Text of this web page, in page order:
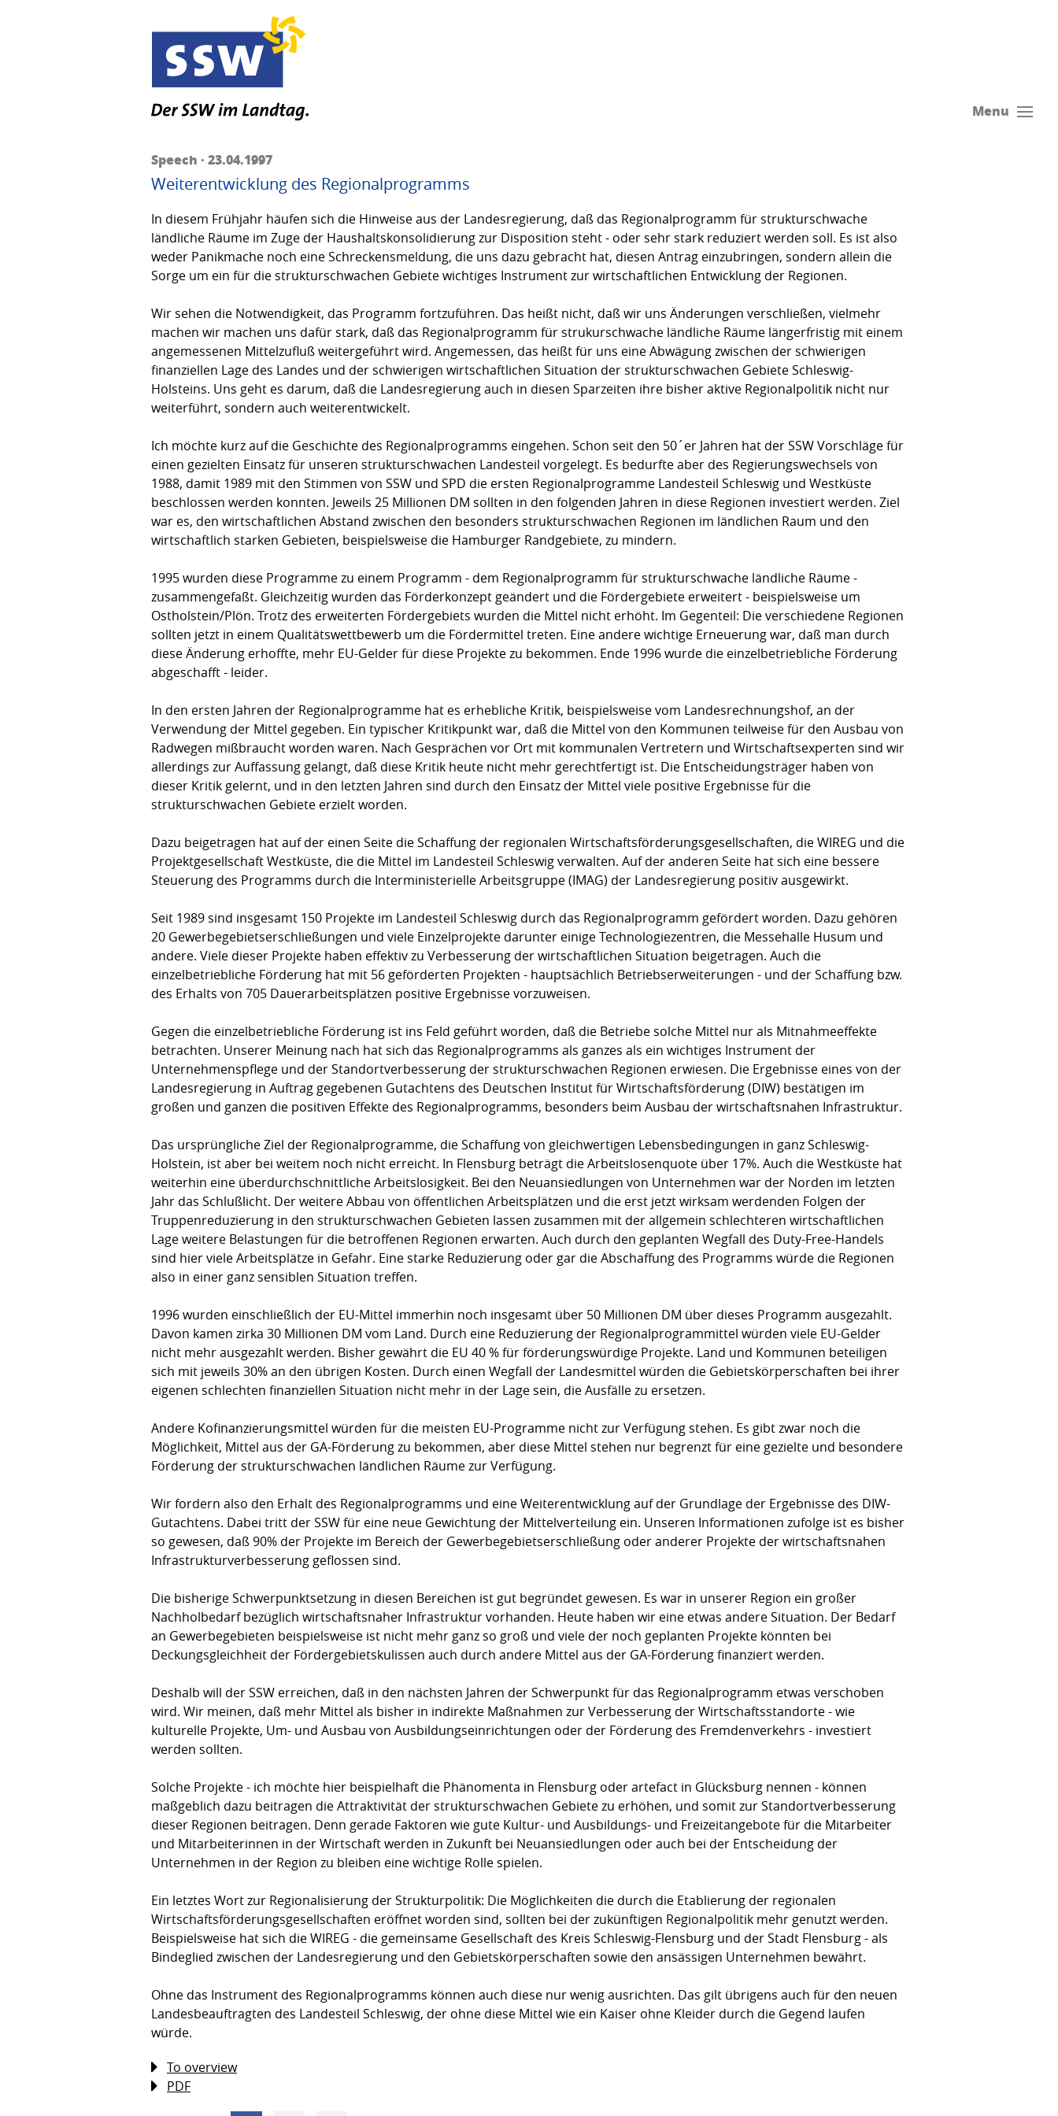
Menu
Speech · 23.04.1997
Weiterentwicklung des Regionalprogramms
In diesem Frühjahr häufen sich die Hinweise aus der Landesregierung, daß das Regionalprogramm für strukturschwache
ländliche Räume im Zuge der Haushaltskonsolidierung zur Disposition steht - oder sehr stark reduziert werden soll. Es ist also
weder Panikmache noch eine Schreckensmeldung, die uns dazu gebracht hat, diesen Antrag einzubringen, sondern allein die
Sorge um ein für die strukturschwachen Gebiete wichtiges Instrument zur wirtschaftlichen Entwicklung der Regionen.
Wir sehen die Notwendigkeit, das Programm fortzuführen. Das heißt nicht, daß wir uns Änderungen verschließen, vielmehr
machen wir machen uns dafür stark, daß das Regionalprogramm für strukurschwache ländliche Räume längerfristig mit einem
angemessenen Mittelzufluß weitergeführt wird. Angemessen, das heißt für uns eine Abwägung zwischen der schwierigen
finanziellen Lage des Landes und der schwierigen wirtschaftlichen Situation der strukturschwachen Gebiete Schleswig-
Holsteins. Uns geht es darum, daß die Landesregierung auch in diesen Sparzeiten ihre bisher aktive Regionalpolitik nicht nur
weiterführt, sondern auch weiterentwickelt.
Ich möchte kurz auf die Geschichte des Regionalprogramms eingehen. Schon seit den 50´er Jahren hat der SSW Vorschläge für
einen gezielten Einsatz für unseren strukturschwachen Landesteil vorgelegt. Es bedurfte aber des Regierungswechsels von
1988, damit 1989 mit den Stimmen von SSW und SPD die ersten Regionalprogramme Landesteil Schleswig und Westküste
beschlossen werden konnten. Jeweils 25 Millionen DM sollten in den folgenden Jahren in diese Regionen investiert werden. Ziel
war es, den wirtschaftlichen Abstand zwischen den besonders strukturschwachen Regionen im ländlichen Raum und den
wirtschaftlich starken Gebieten, beispielsweise die Hamburger Randgebiete, zu mindern.
1995 wurden diese Programme zu einem Programm - dem Regionalprogramm für strukturschwache ländliche Räume -
zusammengefaßt. Gleichzeitig wurden das Förderkonzept geändert und die Fördergebiete erweitert - beispielsweise um
Ostholstein/Plön. Trotz des erweiterten Fördergebiets wurden die Mittel nicht erhöht. Im Gegenteil: Die verschiedene Regionen
sollten jetzt in einem Qualitätswettbewerb um die Fördermittel treten. Eine andere wichtige Erneuerung war, daß man durch
diese Änderung erhoffte, mehr EU-Gelder für diese Projekte zu bekommen. Ende 1996 wurde die einzelbetriebliche Förderung
abgeschafft - leider.
In den ersten Jahren der Regionalprogramme hat es erhebliche Kritik, beispielsweise vom Landesrechnungshof, an der
Verwendung der Mittel gegeben. Ein typischer Kritikpunkt war, daß die Mittel von den Kommunen teilweise für den Ausbau von
Radwegen mißbraucht worden waren. Nach Gesprächen vor Ort mit kommunalen Vertretern und Wirtschaftsexperten sind wir
allerdings zur Auffassung gelangt, daß diese Kritik heute nicht mehr gerechtfertigt ist. Die Entscheidungsträger haben von
dieser Kritik gelernt, und in den letzten Jahren sind durch den Einsatz der Mittel viele positive Ergebnisse für die
strukturschwachen Gebiete erzielt worden.
Dazu beigetragen hat auf der einen Seite die Schaffung der regionalen Wirtschaftsförderungsgesellschaften, die WIREG und die
Projektgesellschaft Westküste, die die Mittel im Landesteil Schleswig verwalten. Auf der anderen Seite hat sich eine bessere
Steuerung des Programms durch die Interministerielle Arbeitsgruppe (IMAG) der Landesregierung positiv ausgewirkt.
Seit 1989 sind insgesamt 150 Projekte im Landesteil Schleswig durch das Regionalprogramm gefördert worden. Dazu gehören
20 Gewerbegebietserschließungen und viele Einzelprojekte darunter einige Technologiezentren, die Messehalle Husum und
andere. Viele dieser Projekte haben effektiv zu Verbesserung der wirtschaftlichen Situation beigetragen. Auch die
einzelbetriebliche Förderung hat mit 56 geförderten Projekten - hauptsächlich Betriebserweiterungen - und der Schaffung bzw.
des Erhalts von 705 Dauerarbeitsplätzen positive Ergebnisse vorzuweisen.
Gegen die einzelbetriebliche Förderung ist ins Feld geführt worden, daß die Betriebe solche Mittel nur als Mitnahmeeffekte
betrachten. Unserer Meinung nach hat sich das Regionalprogramms als ganzes als ein wichtiges Instrument der
Unternehmenspflege und der Standortverbesserung der strukturschwachen Regionen erwiesen. Die Ergebnisse eines von der
Landesregierung in Auftrag gegebenen Gutachtens des Deutschen Institut für Wirtschaftsförderung (DIW) bestätigen im
großen und ganzen die positiven Effekte des Regionalprogramms, besonders beim Ausbau der wirtschaftsnahen Infrastruktur.
Das ursprüngliche Ziel der Regionalprogramme, die Schaffung von gleichwertigen Lebensbedingungen in ganz Schleswig-
Holstein, ist aber bei weitem noch nicht erreicht. In Flensburg beträgt die Arbeitslosenquote über 17%. Auch die Westküste hat
weiterhin eine überdurchschnittliche Arbeitslosigkeit. Bei den Neuansiedlungen von Unternehmen war der Norden im letzten
Jahr das Schlußlicht. Der weitere Abbau von öffentlichen Arbeitsplätzen und die erst jetzt wirksam werdenden Folgen der
Truppenreduzierung in den strukturschwachen Gebieten lassen zusammen mit der allgemein schlechteren wirtschaftlichen
Lage weitere Belastungen für die betroffenen Regionen erwarten. Auch durch den geplanten Wegfall des Duty-Free-Handels
sind hier viele Arbeitsplätze in Gefahr. Eine starke Reduzierung oder gar die Abschaffung des Programms würde die Regionen
also in einer ganz sensiblen Situation treffen.
1996 wurden einschließlich der EU-Mittel immerhin noch insgesamt über 50 Millionen DM über dieses Programm ausgezahlt.
Davon kamen zirka 30 Millionen DM vom Land. Durch eine Reduzierung der Regionalprogrammittel würden viele EU-Gelder
nicht mehr ausgezahlt werden. Bisher gewährt die EU 40 % für förderungswürdige Projekte. Land und Kommunen beteiligen
sich mit jeweils 30% an den übrigen Kosten. Durch einen Wegfall der Landesmittel würden die Gebietskörperschaften bei ihrer
eigenen schlechten finanziellen Situation nicht mehr in der Lage sein, die Ausfälle zu ersetzen.
Andere Kofinanzierungsmittel würden für die meisten EU-Programme nicht zur Verfügung stehen. Es gibt zwar noch die
Möglichkeit, Mittel aus der GA-Förderung zu bekommen, aber diese Mittel stehen nur begrenzt für eine gezielte und besondere
Förderung der strukturschwachen ländlichen Räume zur Verfügung.
Wir fordern also den Erhalt des Regionalprogramms und eine Weiterentwicklung auf der Grundlage der Ergebnisse des DIW-
Gutachtens. Dabei tritt der SSW für eine neue Gewichtung der Mittelverteilung ein. Unseren Informationen zufolge ist es bisher
so gewesen, daß 90% der Projekte im Bereich der Gewerbegebietserschließung oder anderer Projekte der wirtschaftsnahen
Infrastrukturverbesserung geflossen sind.
Die bisherige Schwerpunktsetzung in diesen Bereichen ist gut begründet gewesen. Es war in unserer Region ein großer
Nachholbedarf bezüglich wirtschaftsnaher Infrastruktur vorhanden. Heute haben wir eine etwas andere Situation. Der Bedarf
an Gewerbegebieten beispielsweise ist nicht mehr ganz so groß und viele der noch geplanten Projekte könnten bei
Deckungsgleichheit der Fördergebietskulissen auch durch andere Mittel aus der GA-Förderung finanziert werden.
Deshalb will der SSW erreichen, daß in den nächsten Jahren der Schwerpunkt für das Regionalprogramm etwas verschoben
wird. Wir meinen, daß mehr Mittel als bisher in indirekte Maßnahmen zur Verbesserung der Wirtschaftsstandorte - wie
kulturelle Projekte, Um- und Ausbau von Ausbildungseinrichtungen oder der Förderung des Fremdenverkehrs - investiert
werden sollten.
Solche Projekte - ich möchte hier beispielhaft die Phänomenta in Flensburg oder artefact in Glücksburg nennen - können
maßgeblich dazu beitragen die Attraktivität der strukturschwachen Gebiete zu erhöhen, und somit zur Standortverbesserung
dieser Regionen beitragen. Denn gerade Faktoren wie gute Kultur- und Ausbildungs- und Freizeitangebote für die Mitarbeiter
und Mitarbeiterinnen in der Wirtschaft werden in Zukunft bei Neuansiedlungen oder auch bei der Entscheidung der
Unternehmen in der Region zu bleiben eine wichtige Rolle spielen.
Ein letztes Wort zur Regionalisierung der Strukturpolitik: Die Möglichkeiten die durch die Etablierung der regionalen
Wirtschaftsförderungsgesellschaften eröffnet worden sind, sollten bei der zukünftigen Regionalpolitik mehr genutzt werden.
Beispielsweise hat sich die WIREG - die gemeinsame Gesellschaft des Kreis Schleswig-Flensburg und der Stadt Flensburg - als
Bindeglied zwischen der Landesregierung und den Gebietskörperschaften sowie den ansässigen Unternehmen bewährt.
Ohne das Instrument des Regionalprogramms können auch diese nur wenig ausrichten. Das gilt übrigens auch für den neuen
Landesbeauftragten des Landesteil Schleswig, der ohne diese Mittel wie ein Kaiser ohne Kleider durch die Gegend laufen
würde.
To overview
PDF